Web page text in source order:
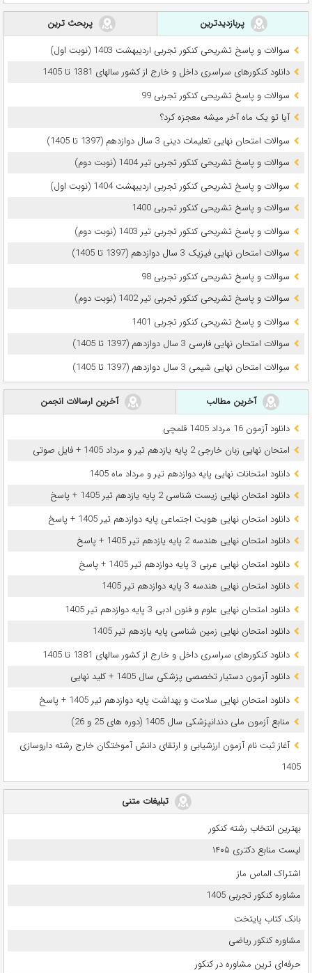
پربازدیدترین
پربحث ترین
سوالات و پاسخ تشریحی کنکور تجربی اردیبهشت 1403 (نوبت اول)
دانلود کنکورهای سراسری داخل و خارج از کشور سالهای 1381 تا 1405
سوالات و پاسخ تشریحی کنکور تجربی 99
آیا تو یک ماه آخر میشه معجزه کرد؟
سوالات امتحان نهایی تعلیمات دینی 3 سال دوازدهم (1397 تا 1405)
سوالات و پاسخ تشریحی کنکور تجربی تیر 1404 (نوبت دوم)
سوالات و پاسخ تشریحی کنکور تجربی اردیبهشت 1404 (نوبت اول)
سوالات و پاسخ تشریحی کنکور تجربی 1400
سوالات و پاسخ تشریحی کنکور تجربی تیر 1403 (نوبت دوم)
سوالات امتحان نهایی فیزیک 3 سال دوازدهم (1397 تا 1405)
سوالات و پاسخ تشریحی کنکور تجربی 98
سوالات و پاسخ تشریحی کنکور تجربی تیر 1402 (نوبت دوم)
سوالات و پاسخ تشریحی کنکور تجربی 1401
سوالات امتحان نهایی فارسی 3 سال دوازدهم (1397 تا 1405)
سوالات امتحان نهایی شیمی 3 سال دوازدهم (1397 تا 1405)
آخرین مطالب
آخرین ارسالات انجمن
دانلود آزمون 16 مرداد 1405 قلمچی
امتحان نهایی زبان خارجی 2 پایه یازدهم تیر و مرداد 1405 + فایل صوتی
دانلود امتحانات نهایی پایه دوازدهم تیر و مرداد ماه 1405
دانلود امتحان نهایی زیست شناسی 2 پایه یازدهم تیر 1405 + پاسخ
دانلود امتحان نهایی هویت اجتماعی پایه دوازدهم تیر 1405 + پاسخ
دانلود امتحان نهایی هندسه 2 پایه یازدهم تیر 1405 + پاسخ
دانلود امتحان نهایی عربی 3 پایه دوازدهم تیر 1405 + پاسخ
دانلود امتحان نهایی هندسه 3 پایه دوازدهم تیر 1405
دانلود امتحان نهایی علوم و فنون ادبی 3 پایه دوازدهم تیر 1405
دانلود امتحان نهایی زمین شناسی پایه یازدهم تیر 1405
دانلود کنکورهای سراسری داخل و خارج از کشور سالهای 1381 تا 1405
دانلود آزمون دستیار تخصصی پزشکی سال 1405 + کلید نهایی
دانلود امتحان نهایی سلامت و بهداشت پایه دوازدهم تیر 1405 + پاسخ
ﻣﻨﺎﺑﻊ آزﻣﻮن ﻣﻠﯽ دندانپزشکی سال 1405 (دوره های 25 و 26)
آغاز ثبت نام آزمون‌ ارزشیابی و ارتقای دانش آموختگان خارج رشته داروسازی
1405
تبلیغات متنی
بهترین انتخاب رشته کنکور
لیست منابع دکتری ۱۴۰۵
اشتراک الماس ماز
مشاوره کنکور تجربی 1405
بانک کتاب پایتخت
مشاوره کنکور ریاضی
حرفه‌ای ترین مشاوره در کنکور